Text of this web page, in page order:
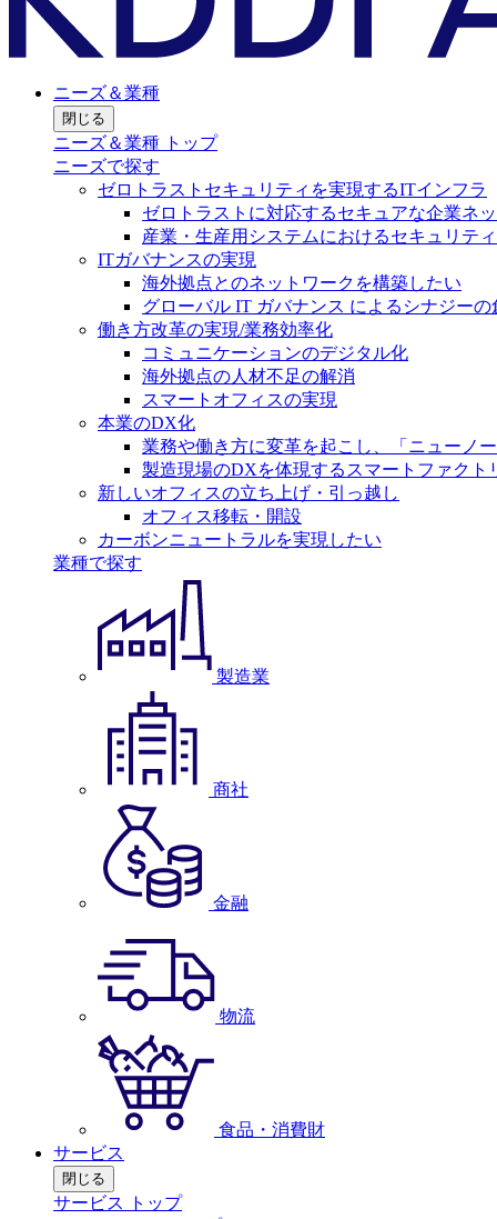
ニーズ＆業種
閉じる
ニーズ＆業種 トップ
ニーズで探す
ゼロトラストセキュリティを実現するITインフラ
ゼロトラストに対応するセキュアな企業ネ
産業・生産用システムにおけるセキュリテ
ITガバナンスの実現
海外拠点とのネットワークを構築したい
グローバル IT ガバナンス によるシナジーの
働き方改革の実現/業務効率化
コミュニケーションのデジタル化
海外拠点の人材不足の解消
スマートオフィスの実現
本業のDX化
業務や働き方に変革を起こし、「ニューノ
製造現場のDXを体現するスマートファクト
新しいオフィスの立ち上げ・引っ越し
オフィス移転・開設
カーボンニュートラルを実現したい
業種で探す
製造業
商社
金融
物流
食品・消費財
サービス
閉じる
サービス トップ